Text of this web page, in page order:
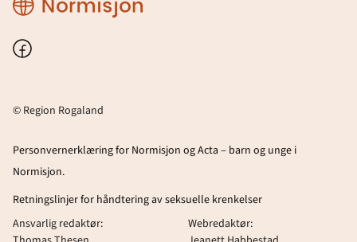
Rogaland
Facebook
© Region Rogaland
Personvernerklæring for Normisjon og Acta – barn og unge i
Normisjon.
Retningslinjer for håndtering av seksuelle krenkelser
Ansvarlig redaktør:
Webredaktør: